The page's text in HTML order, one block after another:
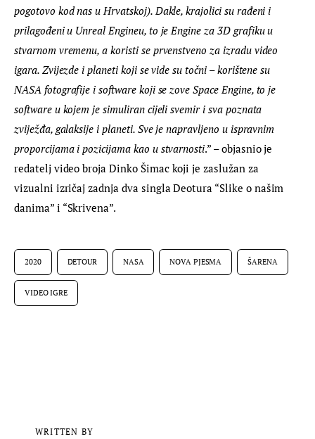
pogotovo kod nas u Hrvatskoj). Dakle, krajolici su rađeni i
prilagođeni u Unreal Engineu, to je Engine za 3D grafiku u
stvarnom vremenu, a koristi se prvenstveno za izradu video
igara. Zvijezde i planeti koji se vide su točni – korištene su
NASA fotografije i software koji se zove Space Engine, to je
software u kojem je simuliran cijeli svemir i sva poznata
zviježđa, galaksije i planeti. Sve je napravljeno u ispravnim
proporcijama i pozicijama kao u stvarnosti.” – objasnio je
redatelj video broja Dinko Šimac koji je zaslužan za
vizualni izričaj zadnja dva singla Deotura “Slike o našim
danima” i “Skrivena”.
2020 DETOUR NASA NOVA PJESMA ŠARENA
VIDEO IGRE
WRITTEN BY